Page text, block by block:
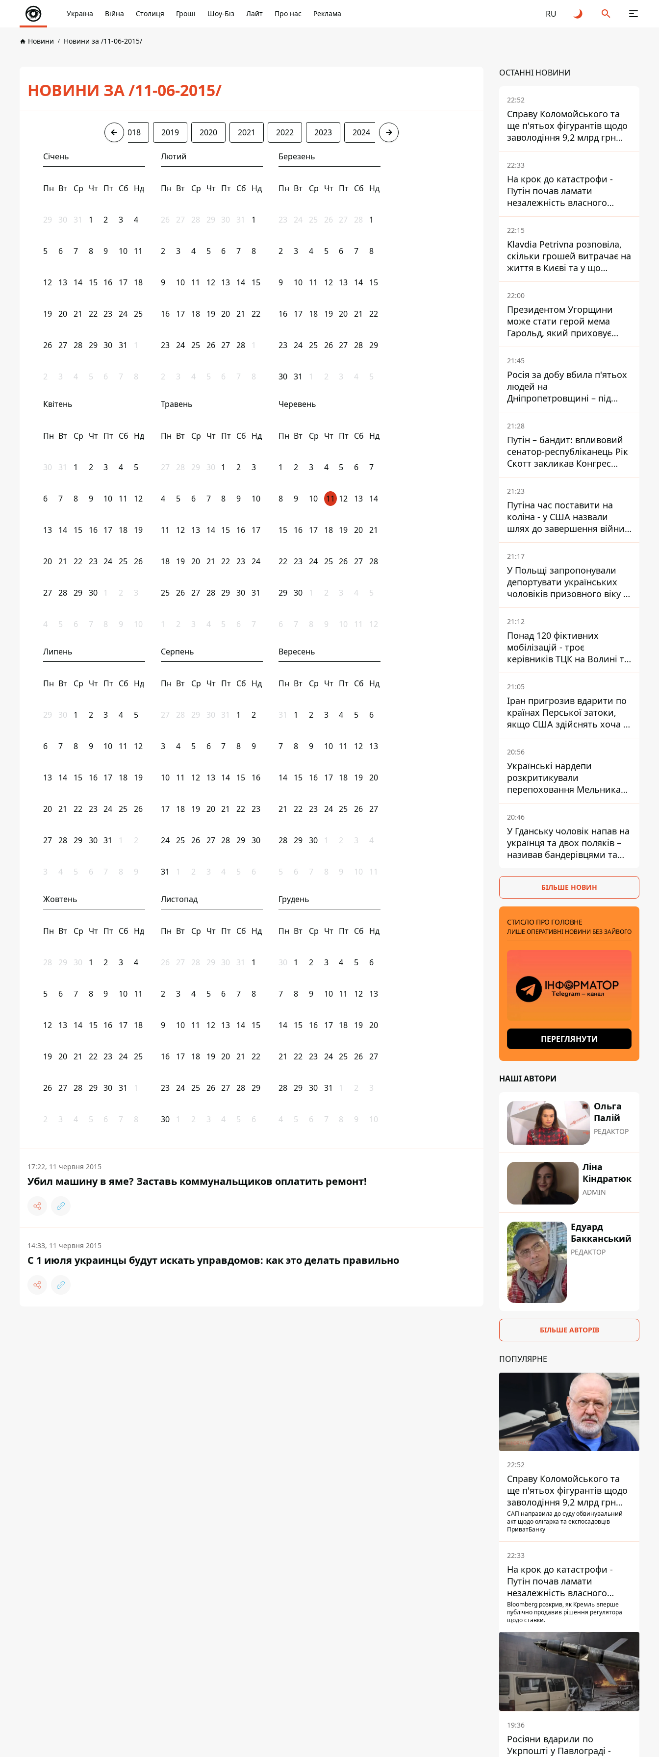
Україна Війна Столиця Гроші Шоу-Біз Лайт Про нас Реклама RU
Новини Новини за /11-06-2015/
НОВИНИ ЗА /11-06-2015/
2018 2019 2020 2021 2022 2023 2024 2025
Січень
Пн Вт Ср Чт Пт Сб Нд
29 30 31 1 2 3 4
5 6 7 8 9 10 11
12 13 14 15 16 17 18
19 20 21 22 23 24 25
26 27 28 29 30 31 1
2 3 4 5 6 7 8
Лютий
Пн Вт Ср Чт Пт Сб Нд
26 27 28 29 30 31 1
2 3 4 5 6 7 8
9 10 11 12 13 14 15
16 17 18 19 20 21 22
23 24 25 26 27 28 1
2 3 4 5 6 7 8
Березень
Пн Вт Ср Чт Пт Сб Нд
23 24 25 26 27 28 1
2 3 4 5 6 7 8
9 10 11 12 13 14 15
16 17 18 19 20 21 22
23 24 25 26 27 28 29
30 31 1 2 3 4 5
Квітень
Пн Вт Ср Чт Пт Сб Нд
30 31 1 2 3 4 5
6 7 8 9 10 11 12
13 14 15 16 17 18 19
20 21 22 23 24 25 26
27 28 29 30 1 2 3
4 5 6 7 8 9 10
Травень
Пн Вт Ср Чт Пт Сб Нд
27 28 29 30 1 2 3
4 5 6 7 8 9 10
11 12 13 14 15 16 17
18 19 20 21 22 23 24
25 26 27 28 29 30 31
1 2 3 4 5 6 7
Черевень
Пн Вт Ср Чт Пт Сб Нд
1 2 3 4 5 6 7
8 9 10 11 12 13 14
15 16 17 18 19 20 21
22 23 24 25 26 27 28
29 30 1 2 3 4 5
6 7 8 9 10 11 12
Липень
Пн Вт Ср Чт Пт Сб Нд
29 30 1 2 3 4 5
6 7 8 9 10 11 12
13 14 15 16 17 18 19
20 21 22 23 24 25 26
27 28 29 30 31 1 2
3 4 5 6 7 8 9
Серпень
Пн Вт Ср Чт Пт Сб Нд
27 28 29 30 31 1 2
3 4 5 6 7 8 9
10 11 12 13 14 15 16
17 18 19 20 21 22 23
24 25 26 27 28 29 30
31 1 2 3 4 5 6
Вересень
Пн Вт Ср Чт Пт Сб Нд
31 1 2 3 4 5 6
7 8 9 10 11 12 13
14 15 16 17 18 19 20
21 22 23 24 25 26 27
28 29 30 1 2 3 4
5 6 7 8 9 10 11
Жовтень
Пн Вт Ср Чт Пт Сб Нд
28 29 30 1 2 3 4
5 6 7 8 9 10 11
12 13 14 15 16 17 18
19 20 21 22 23 24 25
26 27 28 29 30 31 1
2 3 4 5 6 7 8
Листопад
Пн Вт Ср Чт Пт Сб Нд
26 27 28 29 30 31 1
2 3 4 5 6 7 8
9 10 11 12 13 14 15
16 17 18 19 20 21 22
23 24 25 26 27 28 29
30 1 2 3 4 5 6
Грудень
Пн Вт Ср Чт Пт Сб Нд
30 1 2 3 4 5 6
7 8 9 10 11 12 13
14 15 16 17 18 19 20
21 22 23 24 25 26 27
28 29 30 31 1 2 3
4 5 6 7 8 9 10
17:22, 11 червня 2015
Убил машину в яме? Заставь коммунальщиков оплатить ремонт!
14:33, 11 червня 2015
С 1 июля украинцы будут искать управдомов: как это делать правильно
ОСТАННІ НОВИНИ
22:52
Справу Коломойського та
ще п'ятьох фігурантів щодо
заволодіння 9,2 млрд грн
ПриватБанку скерували до
суду
22:33
На крок до катастрофи -
Путін почав ламати
незалежність власного
Центробанку, змусивши
знизити базову ставку
22:15
Klavdia Petrivna розповіла,
скільки грошей витрачає на
життя в Києві та у що
вкладає мільйони
22:00
Президентом Угорщини
може стати герой мема
Гарольд, який приховує
біль – він очолив народне
голосування
21:45
Росія за добу вбила п'ятьох
людей на
Дніпропетровщині – під
ударами опинилися п'ять
районів області
21:28
Путін – бандит: впливовий
сенатор-республіканець Рік
Скотт закликав Конгрес
притягнути РФ до
відповідальності за війну в
Україні
21:23
Путіна час поставити на
коліна - у США назвали
шлях до завершення війни -
National Security Journal
21:17
У Польщі запропонували
депортувати українських
чоловіків призовного віку -
кого це може торкнутися
21:12
Понад 120 фіктивних
мобілізацій - троє
керівників ТЦК на Волині та
Буковині отримали підозри
за фейкові звіти
21:05
Іран пригрозив вдарити по
країнах Перської затоки,
якщо США здійснять хоча б
одну атаку - Reuters
20:56
Українські нардепи
розкритикували
перепоховання Мельника
через ризик дипломатичної
ізоляції
20:46
У Гданську чоловік напав на
українця та двох поляків –
називав бандерівцями та
БІЛЬШЕ НОВИН
СТИСЛО ПРО ГОЛОВНЕ
ЛИШЕ ОПЕРАТИВНІ НОВИНИ БЕЗ ЗАЙВОГО
ПЕРЕГЛЯНУТИ
НАШІ АВТОРИ
Ольга
Палій
РЕДАКТОР
Ліна
Кіндратюк
ADMIN
Едуард
Бакканський
РЕДАКТОР
БІЛЬШЕ АВТОРІВ
ПОПУЛЯРНЕ
22:52
Справу Коломойського та
ще п'ятьох фігурантів щодо
заволодіння 9,2 млрд грн
ПриватБанку скерували до
суду
САП направила до суду обвинувальний
акт щодо олігарха та експосадовців
ПриватБанку
22:33
На крок до катастрофи -
Путін почав ламати
незалежність власного
Центробанку, змусивши
знизити базову ставку
Bloomberg розкрив, як Кремль вперше
публічно продавив рішення регулятора
щодо ставки.
19:36
Росіяни вдарили по
Укрпошті у Павлограді -